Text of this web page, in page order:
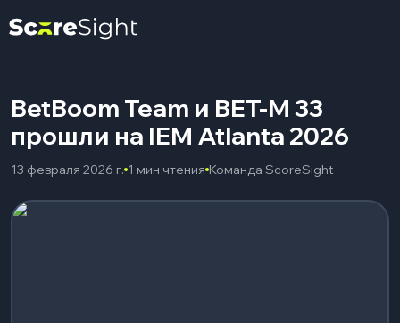
BetBoom Team и BET-M 33
прошли на IEM Atlanta 2026
13 февраля 2026 г. 1 мин чтения Команда ScoreSight